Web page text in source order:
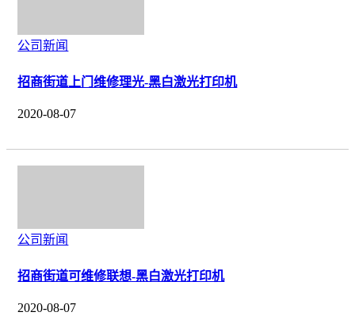
公司新闻
招商街道上门维修理光-黑白激光打印机
2020-08-07
公司新闻
招商街道可维修联想-黑白激光打印机
2020-08-07